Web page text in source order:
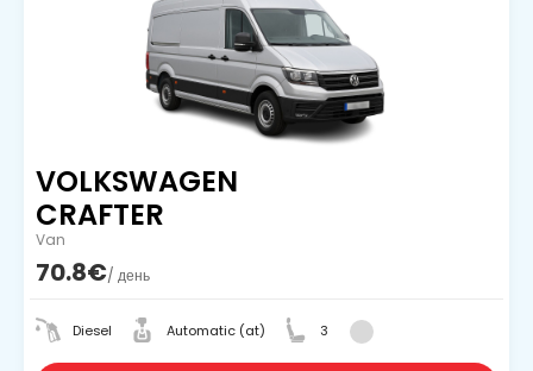
VOLKSWAGEN
CRAFTER
Van
70.8€/ день
Diesel Automatic (at) 3